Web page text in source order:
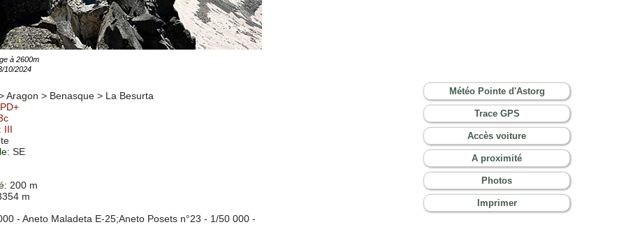
à 2600m
10/2024
Aragon > Benasque > La Besurta
PD+
III
: SE
: 200 m
m
- Aneto Maladeta E-25;Aneto Posets n°23 - 1/50 000 -
Météo Pointe d'Astorg
Trace GPS
Accès voiture
A proximité
Photos
Imprimer